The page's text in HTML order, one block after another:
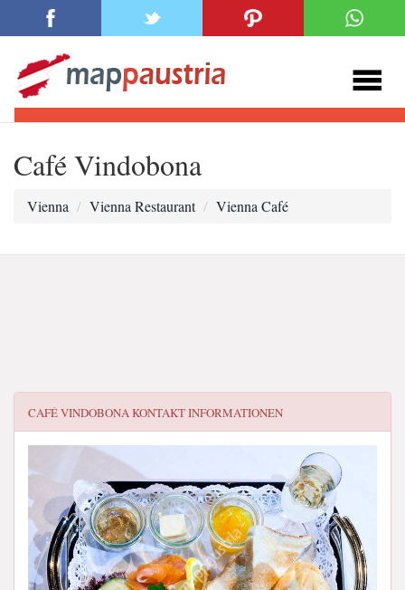
Café Vindobona
Vienna Vienna Restaurant Vienna Café
CAFÉ VINDOBONAKONTAKT INFORMATIONEN